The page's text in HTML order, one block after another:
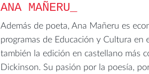
ANA MAÑERU
Además de poeta, Ana Mañeru es
programas de Educación y Cultura
también la edición en castellano más
Dickinson. Su pasión por la poesía,